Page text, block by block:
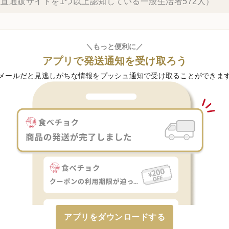
＼もっと便利に／
アプリで発送通知を受け取ろう
ールだと見逃しがちな情報をプッシュ通知で受け取ることができま
アプリをダウンロードする